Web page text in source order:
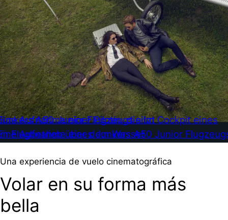
Volar en su forma más
bella
Una experiencia de vuelo cinematográfica